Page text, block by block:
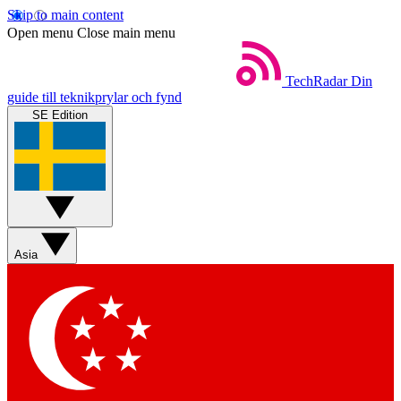
Skip to main content
Open menu Close main menu
TechRadar Din
guide till teknikprylar och fynd
SE Edition
Asia